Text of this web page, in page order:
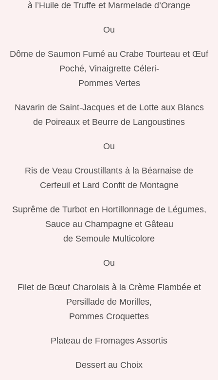
à l’Huile de Truffe et Marmelade d’Orange
Ou
Dôme de Saumon Fumé au Crabe Tourteau et Œuf
Poché, Vinaigrette Céleri-
Pommes Vertes
Navarin de Saint-Jacques et de Lotte aux Blancs
de Poireaux et Beurre de Langoustines
Ou
Ris de Veau Croustillants à la Béarnaise de
Cerfeuil et Lard Confit de Montagne
Suprême de Turbot en Hortillonnage de Légumes,
Sauce au Champagne et Gâteau
de Semoule Multicolore
Ou
Filet de Bœuf Charolais à la Crème Flambée et
Persillade de Morilles,
Pommes Croquettes
Plateau de Fromages Assortis
Dessert au Choix